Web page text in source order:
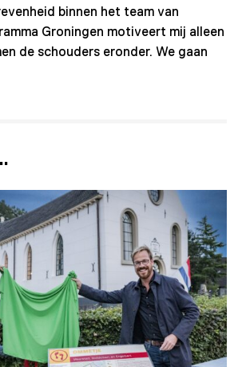
binnen het team van
Groningen motiveert mij alleen
de schouders eronder. We gaan